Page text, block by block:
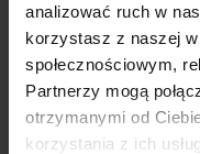
analizować ruch w
korzystasz z naszej
społecznościowym,
Partnerzy mogą
otrzymanymi od
korzystania z ich usług.
WAŻNOŚĆ
Voucher jest ważny
jazdy sportowej
kalendarzowy